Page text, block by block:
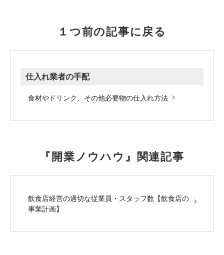
１つ前の記事に戻る
仕入れ業者の手配
食材やドリンク、その他必要物の仕入れ方法
『開業ノウハウ』関連記事
飲食店経営の適切な従業員・スタッフ数【飲食店の
事業計画】